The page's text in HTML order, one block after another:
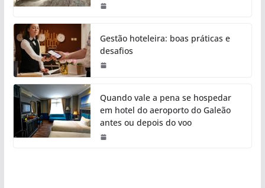
Gestão hoteleira: boas práticas e
desafios
Quando vale a pena se hospedar
em hotel do aeroporto do Galeão
antes ou depois do voo